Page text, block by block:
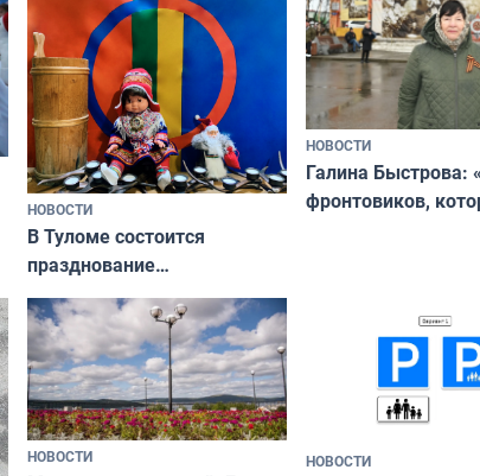
НОВОСТИ
В Туломе состоится
празднование
Международного дня
коренных народов мира
НОВОСТИ
Галина Быстрова:
фронтовиков,
НОВОСТИ НОВОСТИ